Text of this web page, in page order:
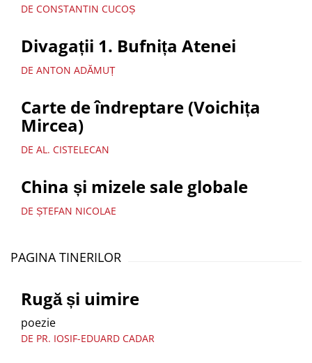
DE CONSTANTIN CUCOȘ
Divagații 1. Bufnița Atenei
DE ANTON ADĂMUȚ
Carte de îndreptare (Voichița
Mircea)
DE AL. CISTELECAN
China și mizele sale globale
DE ȘTEFAN NICOLAE
PAGINA TINERILOR
Rugă și uimire
poezie
DE PR. IOSIF-EDUARD CADAR